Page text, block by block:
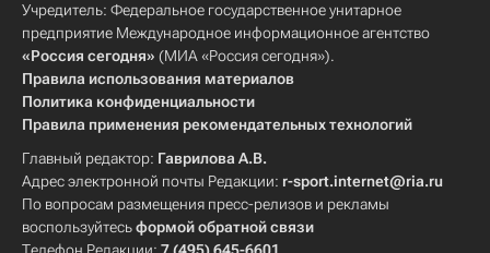
Учредитель: Федеральное государственное унитарное
предприятие Международное информационное агентство
«Россия сегодня» (МИА «Россия сегодня»).
Правила использования материалов
Политика конфиденциальности
Правила применения рекомендательных технологий
Главный редактор: Гаврилова А.В.
Адрес электронной почты Редакции: r-sport.internet@ria.ru
По вопросам размещения пресс-релизов и рекламы
воспользуйтесьформой обратной связи